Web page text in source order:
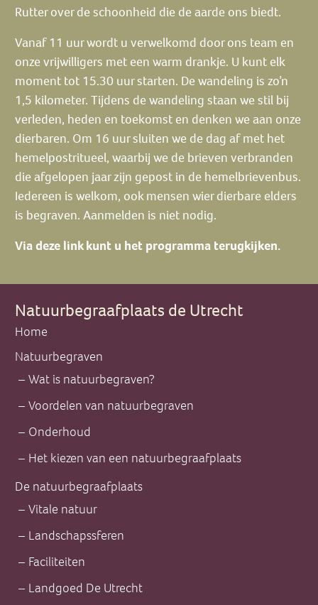
Rutter over de schoonheid die de aarde ons biedt.
Vanaf 11 uur wordt u verwelkomd door ons team en
onze vrijwilligers met een warm drankje. U kunt elk
moment tot 15.30 uur starten. De wandeling is zo’n
1,5 kilometer. Tijdens de wandeling staan we stil bij
verleden, heden en toekomst en denken we aan onze
dierbaren. Om 16 uur sluiten we de dag af met het
hemelpostritueel, waarbij we de brieven verbranden
die afgelopen jaar zijn gepost in de hemelbrievenbus.
Iedereen is welkom, ook mensen wier dierbare elders
is begraven. Aanmelden is niet nodig.
Via deze link kunt u het programma terugkijken.
Natuurbegraafplaats de Utrecht
Home
Natuurbegraven
Wat is natuurbegraven?
Voordelen van natuurbegraven
Onderhoud
Het kiezen van een natuurbegraafplaats
De natuurbegraafplaats
Vitale natuur
Landschapssferen
Faciliteiten
Landgoed De Utrecht